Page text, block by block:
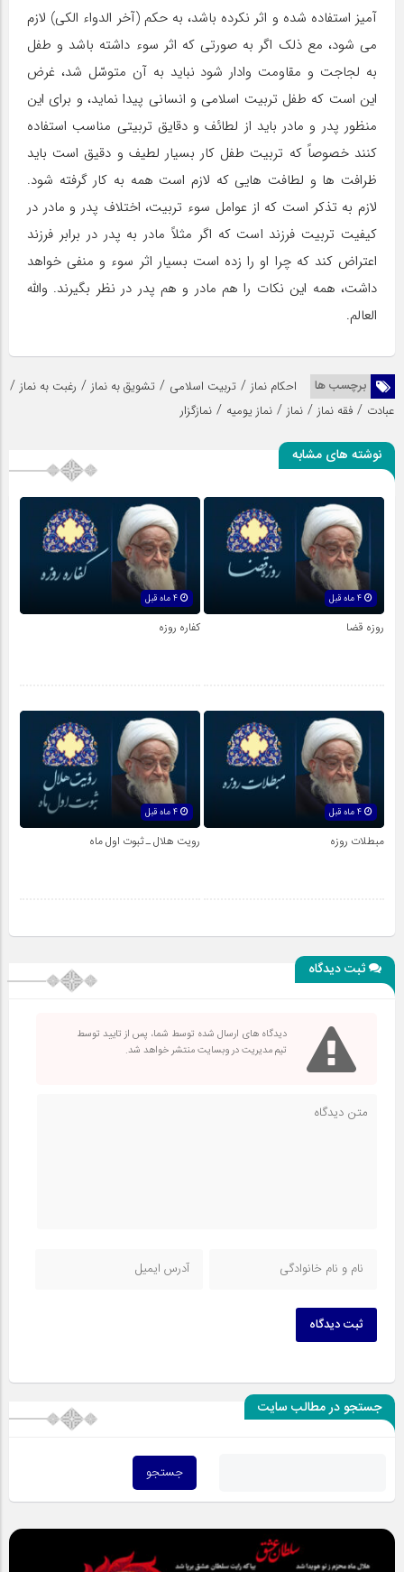
آمیز استفاده شده و اثر نکرده باشد، به حکم (آخر الدواء الکی) لازم
می شود، مع ذلک اگر به صورتی که اثر سوء داشته باشد و طفل
به لجاجت و مقاومت وادار شود نباید به آن متوسّل شد، غرض
این است که طفل تربیت اسلامی و انسانی پیدا نماید، و برای این
منظور پدر و مادر باید از لطائف و دقایق تربیتی مناسب استفاده
کنند خصوصاً که تربیت طفل کار بسیار لطیف و دقیق است باید
ظرافت ها و لطافت هایی که لازم است همه به کار گرفته شود.
لازم به تذکر است که از عوامل سوء تربیت، اختلاف پدر و مادر در
کیفیت تربیت فرزند است که اگر مثلاً مادر به پدر در برابر فرزند
اعتراض کند که چرا او را زده است بسیار اثر سوء و منفی خواهد
داشت، همه این نکات را هم مادر و هم پدر در نظر بگیرند. والله
العالم.
برچسب ها احکام نماز / تربیت اسلامی / تشویق به نماز / رغبت به نماز /
عبادت / فقه نماز / نماز / نماز یومیه / نمازگزار
نوشته های مشابه
4 ماه قبل
روزه قضا کفاره روزه
4 ماه قبل
مبطلات روزه رویت هلال ـ ثبوت اول ماه
ثبت دیدگاه
دیدگاه های ارسال شده توسط شما، پس از تایید توسط
تیم مدیریت در وبسایت منتشر خواهد شد.
ثبت دیدگاه
جستجو در مطالب سایت